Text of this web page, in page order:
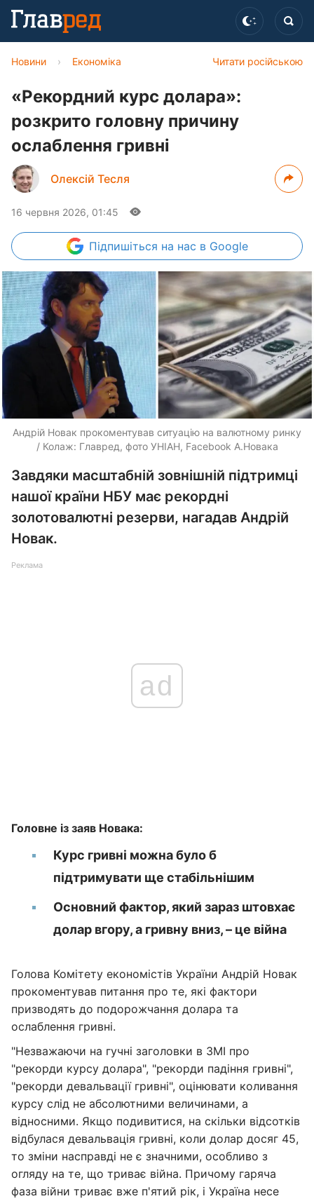
Читати російською
Новини › Економіка
«Рекордний курс долара»:
розкрито головну причину
ослаблення гривні
Олексій Тесля
16 червня 2026, 01:45
Підпишіться на нас в Google
Андрій Новак прокоментував ситуацію на валютному ринку
/ Колаж: Главред, фото УНІАН, Facebook А.Новака
Завдяки масштабній зовнішній підтримці
нашої країни НБУ має рекордні
золотовалютні резерви, нагадав Андрій
Новак.
Реклама
ad
Головне із заяв Новака:
Курс гривні можна було б
підтримувати ще стабільнішим
Основний фактор, який зараз штовхає
долар вгору, а гривну вниз, – це війна
Голова Комітету економістів України Андрій Новак
прокоментував питання про те, які фактори
призводять до подорожчання долара та
ослаблення гривні.
"Незважаючи на гучні заголовки в ЗМІ про
"рекорди курсу долара", "рекорди падіння гривні",
"рекорди девальвації гривні", оцінювати коливання
курсу слід не абсолютними величинами, а
відносними. Якщо подивитися, на скільки відсотків
відбулася девальвація гривні, коли долар досяг 45,
то зміни насправді не є значними, особливо з
огляду на те, що триває війна. Причому гаряча
фаза війни триває вже п'ятий рік, і Україна несе